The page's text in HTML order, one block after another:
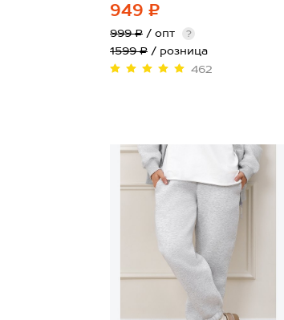
949 ₽
999 ₽ / опт ?
1599 ₽ / розница
462
44